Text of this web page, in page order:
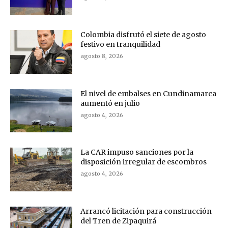
Colombia disfrutó el siete de agosto
festivo en tranquilidad
agosto 8, 2026
El nivel de embalses en Cundinamarca
aumentó en julio
agosto 4, 2026
La CAR impuso sanciones por la
disposición irregular de escombros
agosto 4, 2026
Arrancó licitación para construcción
del Tren de Zipaquirá